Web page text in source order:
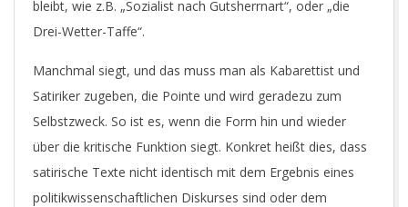
bleibt, wie z.B. „Sozialist nach Gutsherrnart“, oder „die
Drei-Wetter-Taffe“.
Manchmal siegt, und das muss man als Kabarettist und
Satiriker zugeben, die Pointe und wird geradezu zum
Selbstzweck. So ist es, wenn die Form hin und wieder
über die kritische Funktion siegt. Konkret heißt dies, dass
satirische Texte nicht identisch mit dem Ergebnis eines
politikwissenschaftlichen Diskurses sind oder dem